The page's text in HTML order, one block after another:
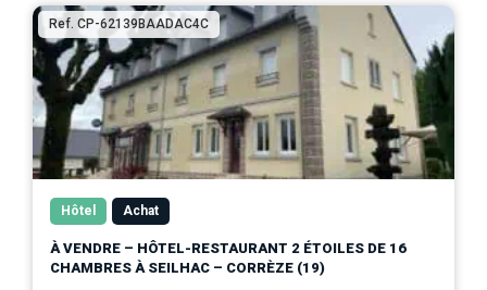
Ref. CP-62139BAADAC4C
Hôtel Achat
À VENDRE – HÔTEL-RESTAURANT 2 ÉTOILES DE 16
CHAMBRES À SEILHAC – CORRÈZE (19)